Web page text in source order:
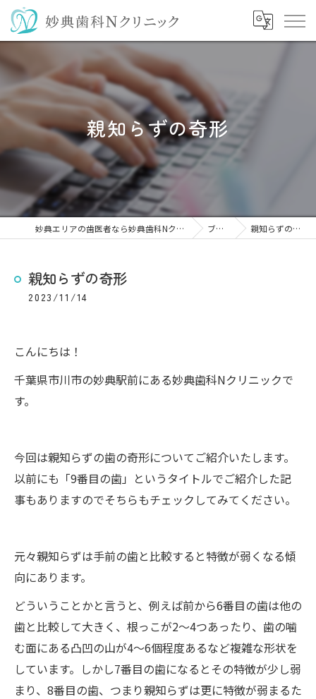
親知らずの奇形
妙典エリアの歯医者なら妙典歯科Nクリニック ブログ 親知らずの奇形
親知らずの奇形
2023/11/14
こんにちは！
千葉県市川市の妙典駅前にある妙典歯科Nクリニックで
す。
今回は親知らずの歯の奇形についてご紹介いたします。
以前にも「9番目の歯」というタイトルでご紹介した記
事もありますのでそちらもチェックしてみてください。
元々親知らずは手前の歯と比較すると特徴が弱くなる傾
向にあります。
どういうことかと言うと、例えば前から6番目の歯は他の
歯と比較して大きく、根っこが2～4つあったり、歯の噛
む面にある凸凹の山が4～6個程度あるなど複雑な形状を
しています。しかし7番目の歯になるとその特徴が少し弱
まり、8番目の歯、つまり親知らずは更に特徴が弱まるた